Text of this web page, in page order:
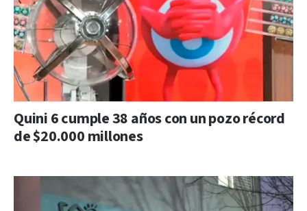
Quini 6 cumple 38 años con un pozo récord
de $20.000 millones